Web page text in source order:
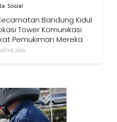
Sosial
Bandung Kidul
Tower Komunikasi
Pemukiman Mereka
2026